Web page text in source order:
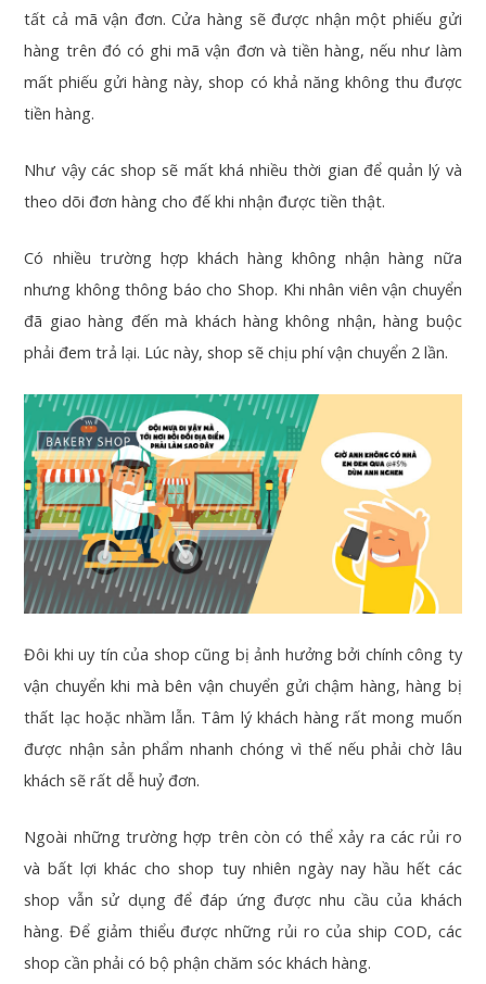
tất cả mã vận đơn. Cửa hàng sẽ được nhận một phiếu gửi
hàng trên đó có ghi mã vận đơn và tiền hàng, nếu như làm
mất phiếu gửi hàng này, shop có khả năng không thu được
tiền hàng.
Như vậy các shop sẽ mất khá nhiều thời gian để quản lý và
theo dõi đơn hàng cho đế khi nhận được tiền thật.
Có nhiều trường hợp khách hàng không nhận hàng nữa
nhưng không thông báo cho Shop. Khi nhân viên vận chuyển
đã giao hàng đến mà khách hàng không nhận, hàng buộc
phải đem trả lại. Lúc này, shop sẽ chịu phí vận chuyển 2 lần.
Đôi khi uy tín của shop cũng bị ảnh hưởng bởi chính công ty
vận chuyển khi mà bên vận chuyển gửi chậm hàng, hàng bị
thất lạc hoặc nhầm lẫn. Tâm lý khách hàng rất mong muốn
được nhận sản phẩm nhanh chóng vì thế nếu phải chờ lâu
khách sẽ rất dễ huỷ đơn.
Ngoài những trường hợp trên còn có thể xảy ra các rủi ro
và bất lợi khác cho shop tuy nhiên ngày nay hầu hết các
shop vẫn sử dụng để đáp ứng được nhu cầu của khách
hàng. Để giảm thiểu được những rủi ro của ship COD, các
shop cần phải có bộ phận chăm sóc khách hàng.